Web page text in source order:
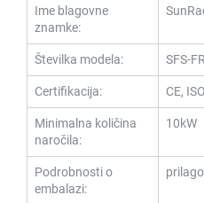
Ime blagovne
znamke:
Številka modela: SFS-
Certifikacija: CE,
Minimalna količina
naročila:
10kW
Podrobnosti o
embalazi: